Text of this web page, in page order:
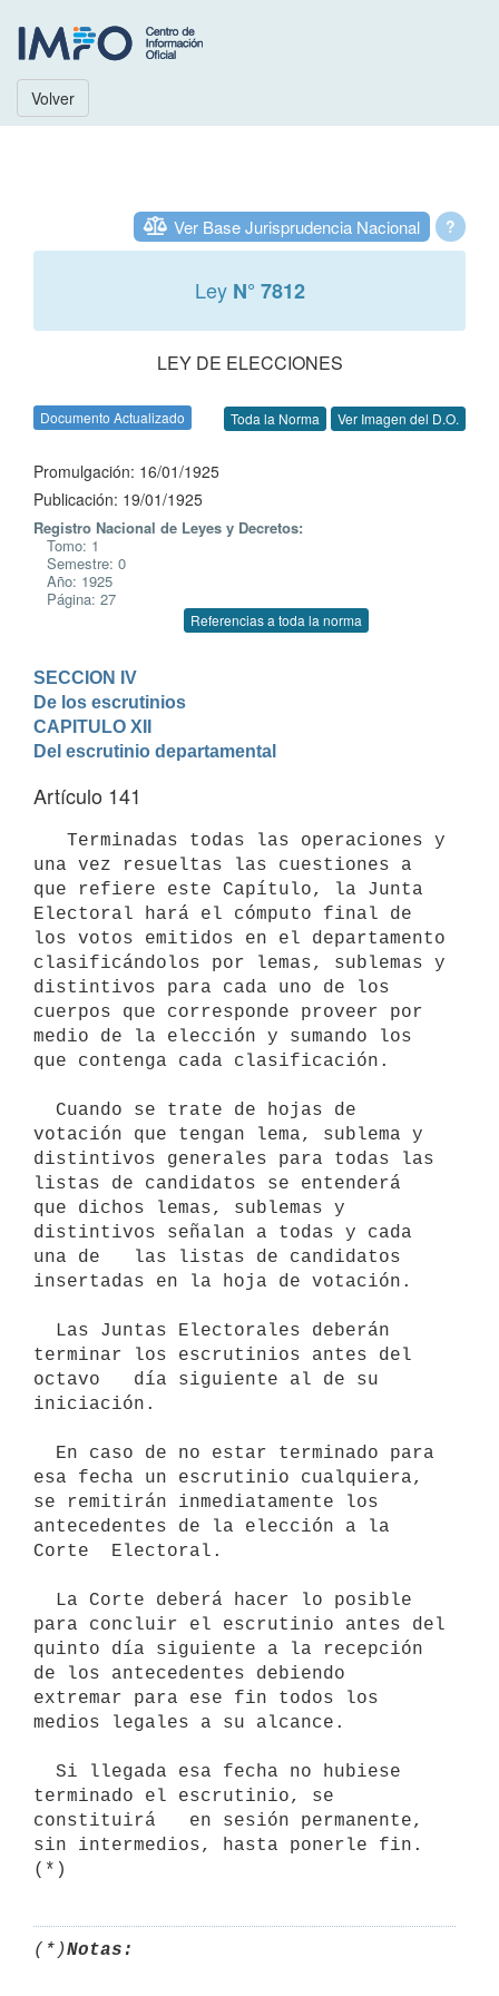
Volver
?
Ver Base Jurisprudencia Nacional
Ley N° 7812
LEY DE ELECCIONES
Documento Actualizado Toda la Norma Ver Imagen del D.O.
Promulgación: 16/01/1925
Publicación: 19/01/1925
Registro Nacional de Leyes y Decretos:
Tomo: 1
Semestre: 0
Año: 1925
Página: 27
Referencias a toda la norma
SECCION IV
De los escrutinios
CAPITULO XII
Del escrutinio departamental
Artículo 141
una vez resueltas las cuestiones a
que refiere este Capítulo, la Junta
Electoral hará el cómputo final de
los votos emitidos en el departamento
clasificándolos por lemas, sublemas y
distintivos para cada uno de los
cuerpos que corresponde proveer por
medio de la elección y sumando los
que contenga cada clasificación.
votación que tengan lema, sublema y
distintivos generales para todas las
listas de candidatos se entenderá
que dichos lemas, sublemas y
distintivos señalan a todas y cada
una de   las listas de candidatos
insertadas en la hoja de votación.
terminar los escrutinios antes del
octavo   día siguiente al de su
iniciación.
esa fecha un escrutinio cualquiera,
se remitirán inmediatamente los
antecedentes de la elección a la
Corte  Electoral.
para concluir el escrutinio antes del
quinto día siguiente a la recepción
de los antecedentes debiendo
extremar para ese fin todos los
medios legales a su alcance.
terminado el escrutinio, se
constituirá   en sesión permanente,
sin intermedios, hasta ponerle fin.
(*)
(*)Notas: